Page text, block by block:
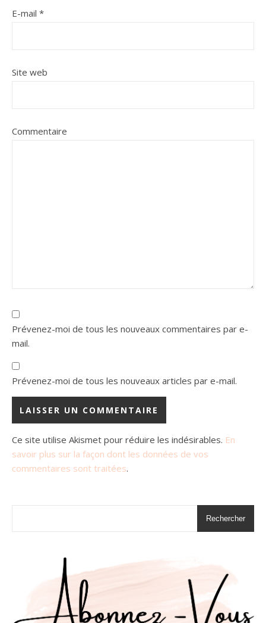
E-mail *
Site web
Commentaire
Prévenez-moi de tous les nouveaux commentaires par e-
mail.
Prévenez-moi de tous les nouveaux articles par e-mail.
Ce site utilise Akismet pour réduire les indésirables. En
savoir plus sur la façon dont les données de vos
commentaires sont traitées.
Rechercher